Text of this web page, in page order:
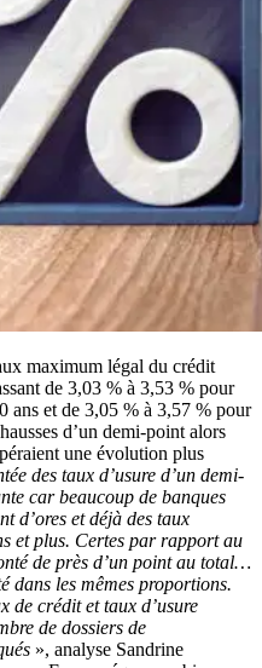
maximum légal du crédit
de 3,03 % à 3,53 % pour
ans et de 3,05 % à 3,57 % pour
d’un demi-point alors
une évolution plus
des taux d’usure d’un demi-
car beaucoup de banques
d’ores et déjà des taux
et plus. Certes par rapport au
de près d’un point au total…
dans les mêmes proportions.
de crédit et taux d’usure
de dossiers de
», analyse Sandrine